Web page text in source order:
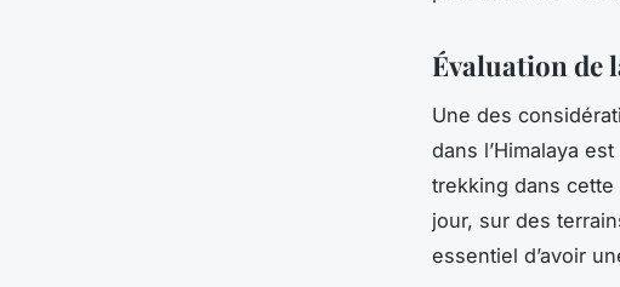
Évaluation de
Une des
dans l’Himalaya est
trekking dans
jour, sur des
essentiel d’avoir